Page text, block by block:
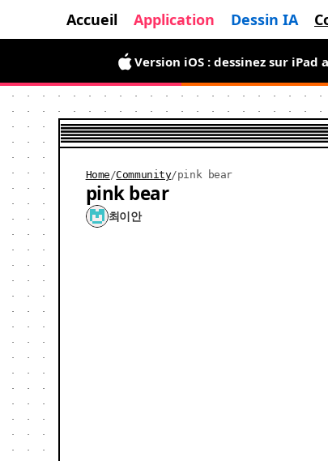
Accueil Application Dessin IA
Version iOS : dessinez sur
Home /Community/pink bear
pink bear
최이안